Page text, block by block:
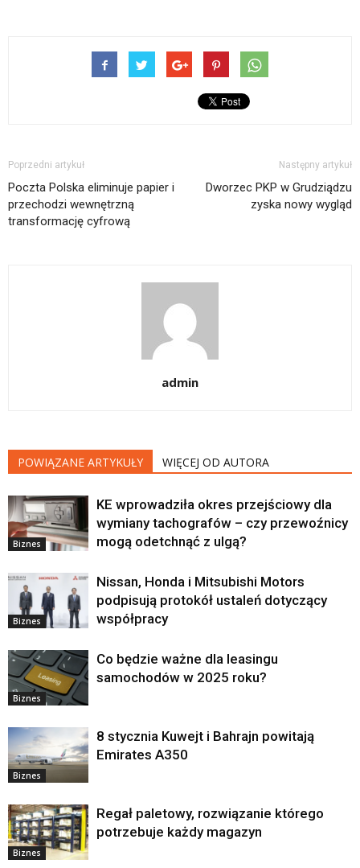
Poprzedni artykuł
Poczta Polska eliminuje papier i
przechodzi wewnętrzną
transformację cyfrową
Następny artykuł
Dworzec PKP w Grudziądzu
zyska nowy wygląd
admin
POWIĄZANE ARTYKUŁY WIĘCEJ OD AUTORA
Biznes
KE wprowadziła okres przejściowy dla
wymiany tachografów – czy przewoźnicy
mogą odetchnąć z ulgą?
Biznes
Nissan, Honda i Mitsubishi Motors
podpisują protokół ustaleń dotyczący
współpracy
Biznes
Co będzie ważne dla leasingu
samochodów w 2025 roku?
Biznes
8 stycznia Kuwejt i Bahrajn powitają
Emirates A350
Biznes
Regał paletowy, rozwiązanie którego
potrzebuje każdy magazyn